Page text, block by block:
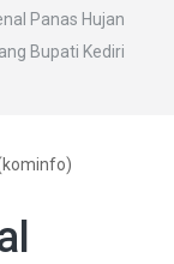
Panas Hujan
Bupati Kediri